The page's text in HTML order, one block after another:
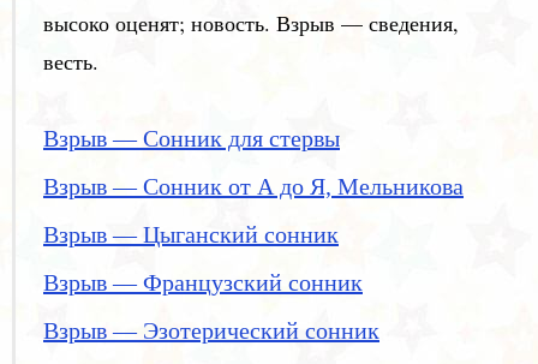
высоко оценят; новость. Взрыв — сведения,
весть.
Взрыв — Сонник для стервы
Взрыв — Сонник от А до Я, Мельникова
Взрыв — Цыганский сонник
Взрыв — Французский сонник
Взрыв — Эзотерический сонник